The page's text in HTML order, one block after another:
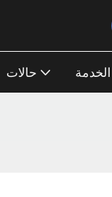
حالات الخدمة